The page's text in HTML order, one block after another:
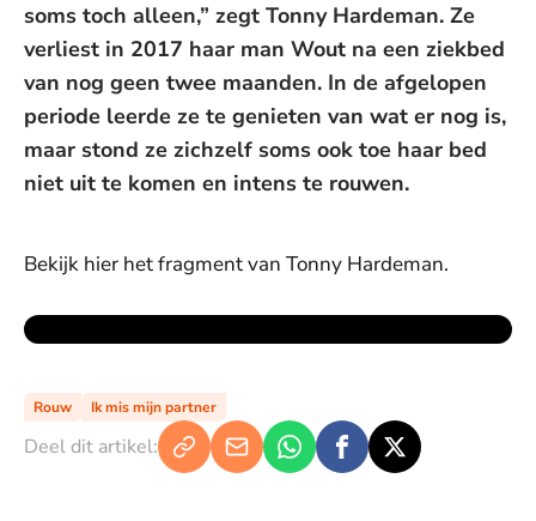
soms toch alleen,” zegt Tonny Hardeman. Ze
verliest in 2017 haar man Wout na een ziekbed
van nog geen twee maanden. In de afgelopen
periode leerde ze te genieten van wat er nog is,
maar stond ze zichzelf soms ook toe haar bed
niet uit te komen en intens te rouwen.
Bekijk hier het fragment van Tonny Hardeman.
Rouw Ik mis mijn partner
Deel dit artikel: